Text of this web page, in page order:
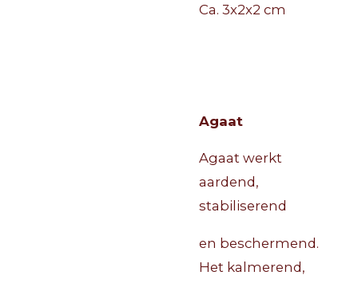
Ca. 3x2x2 cm
Agaat
Agaat werkt
aardend,
stabiliserend
en beschermend.
Het kalmerend,